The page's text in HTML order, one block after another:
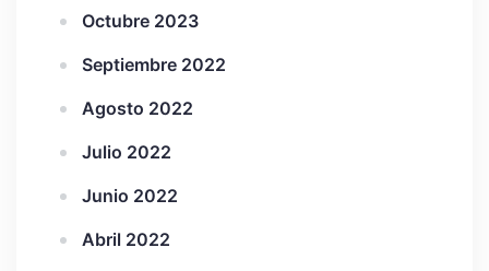
Octubre 2023
Septiembre 2022
Agosto 2022
Julio 2022
Junio 2022
Abril 2022